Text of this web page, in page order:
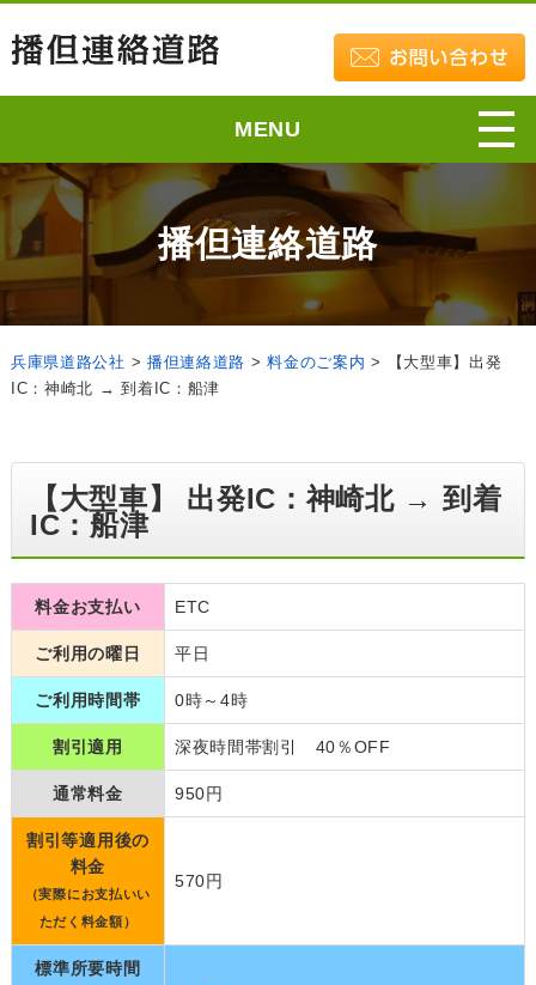
MENU
播但連絡道路
兵庫県道路公社 > 播但連絡道路 >料金のご案内 >
【大型車】出発
IC：神崎北 → 到着IC：船津
【大型車】 出発IC：神崎北 → 到着
IC：船津
料金お支払い ETC
ご利用の曜日 平日
ご利用時間帯 0時～4時
割引適用 深夜時間帯割引 40％OFF
通常料金 950円
割引等適用後の
料金
（実際にお支払いい
ただく料金額）
570円
標準所要時間